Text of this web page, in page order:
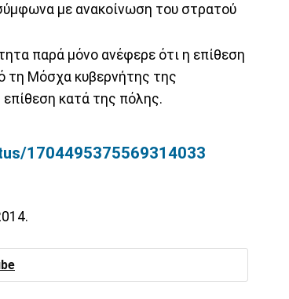
με ανακοίνωση του στρατού
παρά μόνο ανέφερε ότι η επίθεση
τη Μόσχα κυβερνήτης της
κατά της πόλης.
1704495375569314033